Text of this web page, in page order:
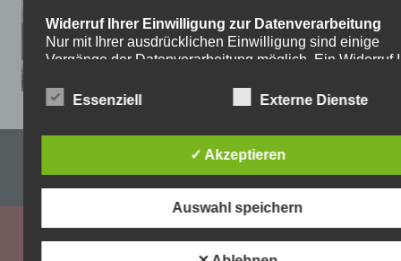
Impressum & Datenschutzerklärung
WordPress-Theme: Dynamic News von ThemeZee.
Widerruf Ihrer Einwilligung zur Datenverarbeitung
Nur mit Ihrer ausdrücklichen Einwilligung sind einige
Vorgänge der Datenverarbeitung möglich. Ein Widerruf
Widerruf genügt eine formlose Mitteilung per E-Mail. Die
Recht auf Beschwerde bei der zuständigen
Aufsichtsbehörde
Als Betroffener steht Ihnen im Falle eines
der zuständigen Aufsichtsbehörde zu. Zuständige
Aufsichtsbehörde bezüglich datenschutzrechtlicher
Essenziell Externe Dienste
✓ Akzeptieren
Auswahl speichern